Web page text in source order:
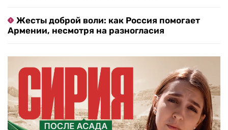
Жесты доброй воли: как Россия помогает
Армении, несмотря на разногласия